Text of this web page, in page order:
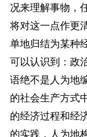
况来理解事物，
将对这一点作更
单地归结为某种
可以认识到：政
语绝不是人为地
的社会生产方式
的经济过程和经
的实践，人为地